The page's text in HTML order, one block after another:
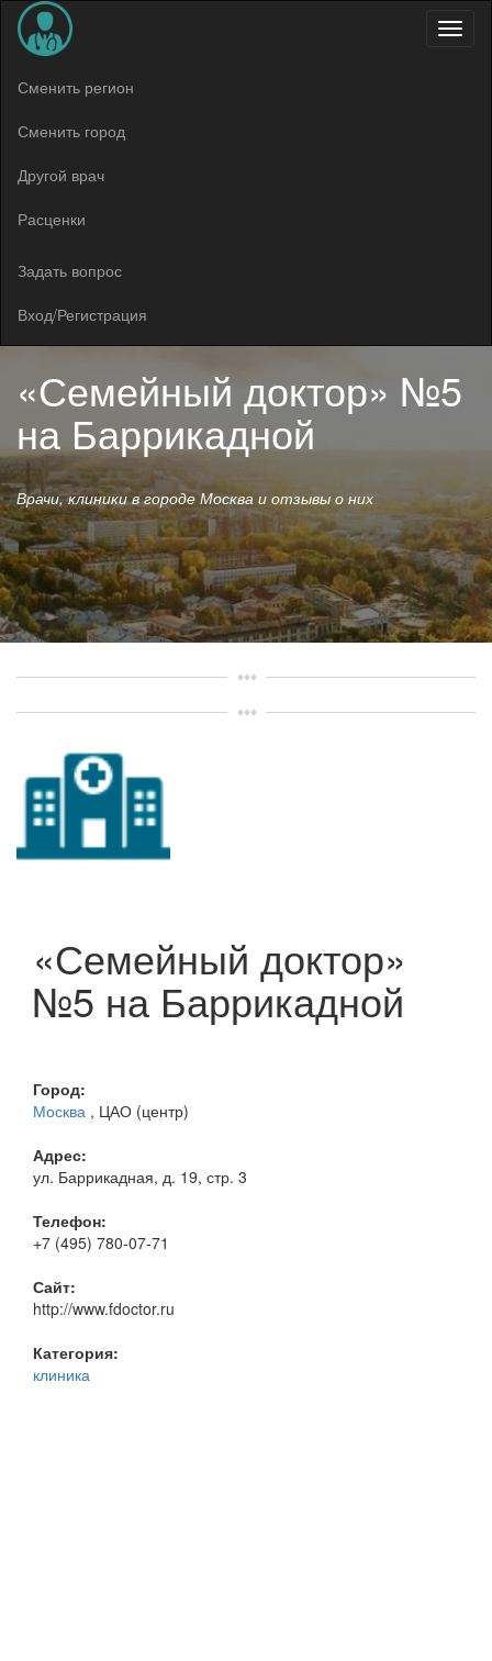
Меню
Сменить регион
Сменить город
Другой врач
Расценки
Задать вопрос
Вход/Регистрация
«Семейный доктор» №5
на Баррикадной
Врачи, клиники в городе Москва и отзывы о них
«Семейный доктор»
№5 на Баррикадной
Город:
Москва , ЦАО (центр)
Адрес:
ул. Баррикадная, д. 19, стр. 3
Телефон:
+7 (495) 780-07-71
Сайт:
http://www.fdoctor.ru
Категория:
клиника